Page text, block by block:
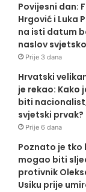
Povijesni dan:
Hrgović i Luka
na isti datum
naslov
Prije 3 dana
Hrvatski
je rekao: Kako
biti
svjetski prvak?
Prije 6 dana
Poznato je tko
mogao biti
protivnik
Usiku prije